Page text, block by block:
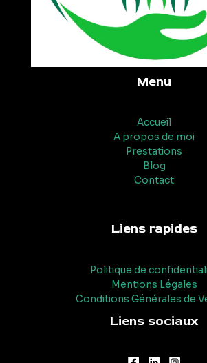
Menu
Accueil
A propos de moi
Prestations
Blog
Contact
Liens rapides
Politique de
Mentions Légales
Conditions Générales de
Liens sociaux